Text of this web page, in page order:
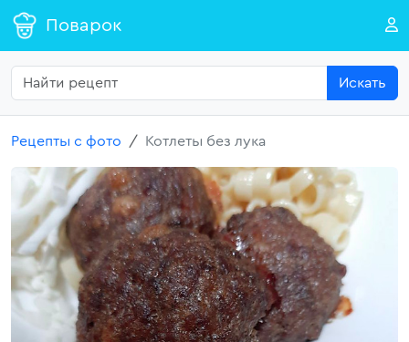
Поварок
Искать
Рецепты с фото Котлеты без лука